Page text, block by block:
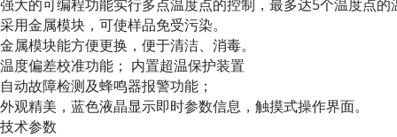
强大的可编程功能实行多点温度点的控制，最多达5个温度点
采用金属模块，可使样品免受污染。
金属模块能方便更换，便于清洁、消毒。
温度偏差校准功能； 内置超温保护装置
自动故障检测及蜂鸣器报警功能；
外观精美，蓝色液晶显示即时参数信息，触摸式操作界面。
技术参数